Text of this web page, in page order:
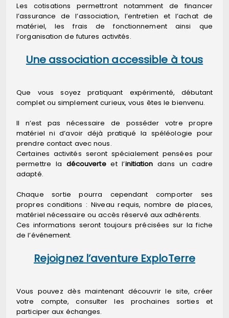
Les cotisations permettront notamment de financer
l’assurance de l’association, l’entretien et l’achat de
matériel, les frais de fonctionnement ainsi que
l’organisation de futures activités.
Une association accessible à tous
Que vous soyez pratiquant expérimenté, débutant
complet ou simplement curieux, vous êtes le bienvenu.
Il n’est pas nécessaire de posséder votre propre
matériel ni d’avoir déjà pratiqué la spéléologie pour
prendre contact avec nous.
Certaines activités seront spécialement pensées pour
permettre la découverteet l’initiation dans un cadre
adapté.
Chaque sortie pourra cependant comporter ses
propres conditions : Niveau requis, nombre de places,
matériel nécessaire ou accès réservé aux adhérents.
Ces informations seront toujours précisées sur la fiche
de l’événement.
Rejoignez l’aventure ExploTerre
Vous pouvez dès maintenant découvrir le site, créer
votre compte, consulter les prochaines sorties et
participer aux échanges.